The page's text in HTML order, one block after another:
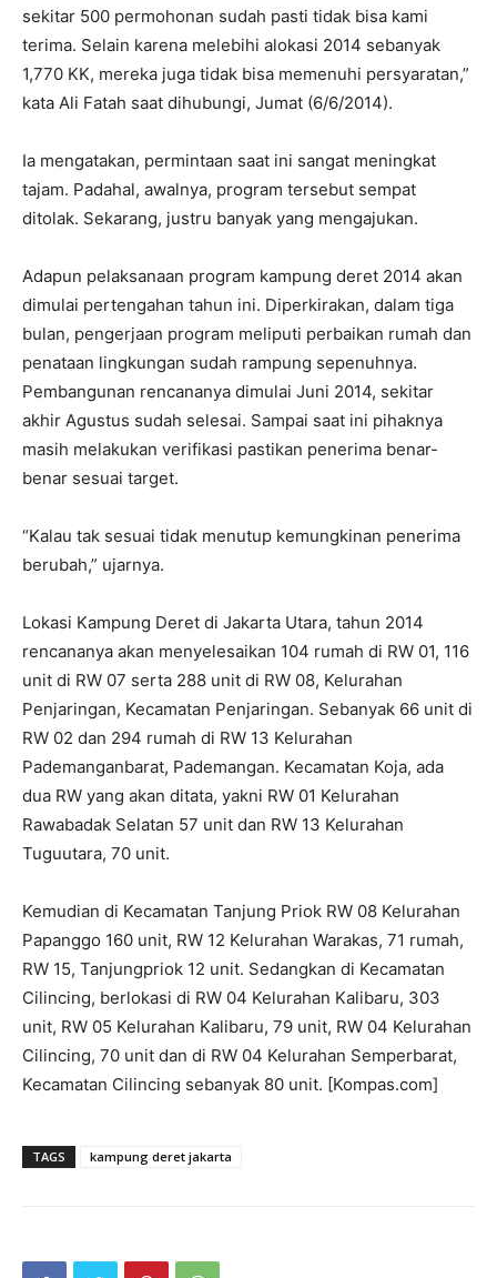
sekitar 500 permohonan sudah pasti tidak bisa kami
terima. Selain karena melebihi alokasi 2014 sebanyak
1,770 KK, mereka juga tidak bisa memenuhi persyaratan,”
kata Ali Fatah saat dihubungi, Jumat (6/6/2014).
Ia mengatakan, permintaan saat ini sangat meningkat
tajam. Padahal, awalnya, program tersebut sempat
ditolak. Sekarang, justru banyak yang mengajukan.
Adapun pelaksanaan program kampung deret 2014 akan
dimulai pertengahan tahun ini. Diperkirakan, dalam tiga
bulan, pengerjaan program meliputi perbaikan rumah dan
penataan lingkungan sudah rampung sepenuhnya.
Pembangunan rencananya dimulai Juni 2014, sekitar
akhir Agustus sudah selesai. Sampai saat ini pihaknya
masih melakukan verifikasi pastikan penerima benar-
benar sesuai target.
“Kalau tak sesuai tidak menutup kemungkinan penerima
berubah,” ujarnya.
Lokasi Kampung Deret di Jakarta Utara, tahun 2014
rencananya akan menyelesaikan 104 rumah di RW 01, 116
unit di RW 07 serta 288 unit di RW 08, Kelurahan
Penjaringan, Kecamatan Penjaringan. Sebanyak 66 unit di
RW 02 dan 294 rumah di RW 13 Kelurahan
Pademanganbarat, Pademangan. Kecamatan Koja, ada
dua RW yang akan ditata, yakni RW 01 Kelurahan
Rawabadak Selatan 57 unit dan RW 13 Kelurahan
Tuguutara, 70 unit.
Kemudian di Kecamatan Tanjung Priok RW 08 Kelurahan
Papanggo 160 unit, RW 12 Kelurahan Warakas, 71 rumah,
RW 15, Tanjungpriok 12 unit. Sedangkan di Kecamatan
Cilincing, berlokasi di RW 04 Kelurahan Kalibaru, 303
unit, RW 05 Kelurahan Kalibaru, 79 unit, RW 04 Kelurahan
Cilincing, 70 unit dan di RW 04 Kelurahan Semperbarat,
Kecamatan Cilincing sebanyak 80 unit. [Kompas.com]
TAGS kampung deret jakarta